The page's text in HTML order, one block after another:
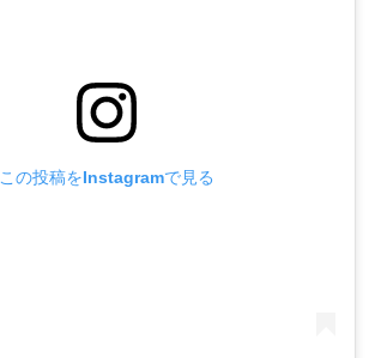
この投稿をInstagramで見る